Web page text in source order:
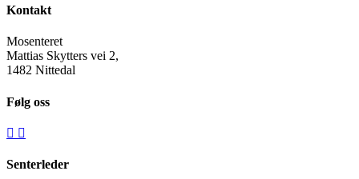
Kontakt
Mosenteret
Mattias Skytters vei 2,
1482 Nittedal
Følg oss
Senterleder